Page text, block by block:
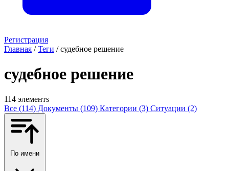
Регистрация
Главная / Теги / судебное решение
судебное решение
114 элементs
Все (114) Документы (109) Категории (3) Ситуации (2)
По имени